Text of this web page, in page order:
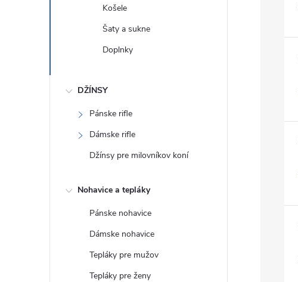
Košele
Šaty a sukne
Doplnky
DŽÍNSY
Pánske rifle
Dámske rifle
Džínsy pre milovníkov koní
Nohavice a tepláky
Pánske nohavice
Dámske nohavice
Tepláky pre mužov
Tepláky pre ženy